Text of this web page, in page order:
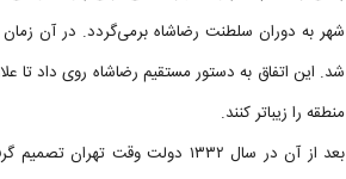
شهر به دوران سلطنت رضاشاه برمی‌گردد. در آن زمان
شد. این اتفاق به دستور مستقیم رضاشاه روی داد تا
منطقه را زیباتر کنند.
بعد از آن در سال ۱۳۳۲ دولت